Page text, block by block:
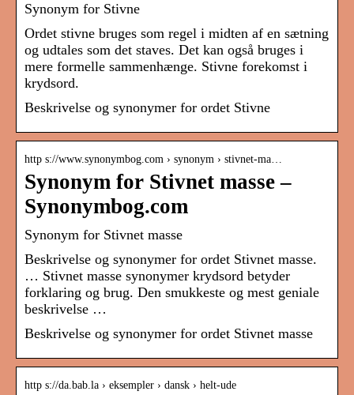
Synonym for Stivne
Ordet stivne bruges som regel i midten af ​​en sætning
og udtales som det staves. Det kan også bruges i
mere formelle sammenhænge. Stivne forekomst i
krydsord.
Beskrivelse og synonymer for ordet Stivne
http s://www.synonymbog.com › synonym › stivnet-ma…
Synonym for Stivnet masse –
Synonymbog.com
Synonym for Stivnet masse
Beskrivelse og synonymer for ordet Stivnet masse.
… Stivnet masse synonymer krydsord betyder
forklaring og brug. Den smukkeste og mest geniale
beskrivelse …
Beskrivelse og synonymer for ordet Stivnet masse
http s://da.bab.la › eksempler › dansk › helt-ude